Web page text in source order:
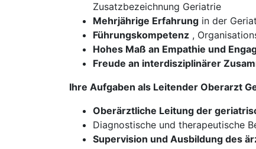
Zusatzbezeichnung Geriatrie
Mehrjährige Erfahrung in der
Führungskompetenz ,
Hohes Maß an Empathie und
Freude an interdisziplinärer
Ihre Aufgaben als Leitender Oberarzt
Oberärztliche Leitung der
Diagnostische und therapeutische
Supervision und Ausbildung des